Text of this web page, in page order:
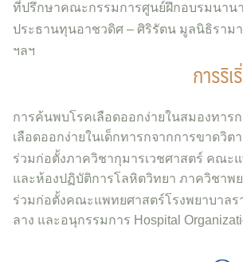
ที่ปรึกษาคณะกรรมการศูนย์ฝึกอบรมนาน
ประธานทุนอาชวดิศ – ศิริรัตน มูลนิธิราม
ฯลฯ
การริ
การค้นพบโรคเลือดออกง่ายในสมองทารก
เลือดออกง่ายในเด็กทารกจากการขาดวิต
ร่วมก่อตั้งภาควิชากุมารเวชศาสตร์ คณะ
และห้องปฏิบัติการโลหิตวิทยา ภาควิชาพ
ร่วมก่อตั้งคณะแพทยศาสตร์โรงพยาบาล
ลาง และอนุกรรมการ Hospital